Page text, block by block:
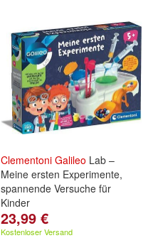
Clementoni Galileo Lab –
Meine ersten Experimente,
spannende Versuche für
Kinder
23,99 €
Kostenloser Versand